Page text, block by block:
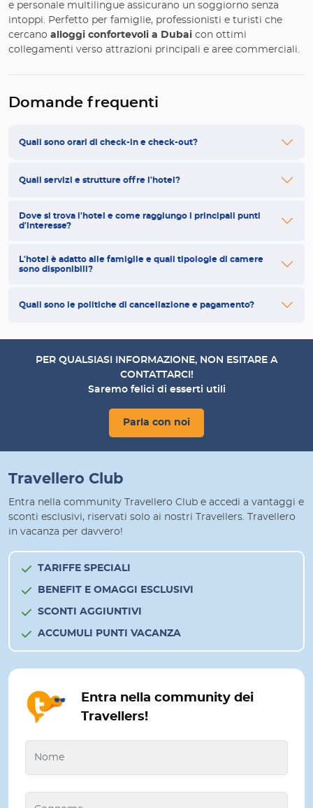
e personale multilingue assicurano un soggiorno senza
intoppi. Perfetto per famiglie, professionisti e turisti che
cercano alloggi confortevoli a Dubai con ottimi
collegamenti verso attrazioni principali e aree commerciali.
Domande frequenti
Quali sono orari di check-in e check-out?
Quali servizi e strutture offre l'hotel?
Dove si trova l'hotel e come raggiungo i principali punti
d'interesse?
L'hotel è adatto alle famiglie e quali tipologie di camere
sono disponibili?
Quali sono le politiche di cancellazione e pagamento?
PER QUALSIASI INFORMAZIONE, NON ESITARE A
CONTATTARCI!
Saremo felici di esserti utili
Parla con noi
Travellero Club
Entra nella community Travellero Club e accedi a vantaggi e
sconti esclusivi, riservati solo ai nostri Travellers. Travellero
in vacanza per davvero!
TARIFFE SPECIALI
BENEFIT E OMAGGI ESCLUSIVI
SCONTI AGGIUNTIVI
ACCUMULI PUNTI VACANZA
Entra nella community dei
Travellers!